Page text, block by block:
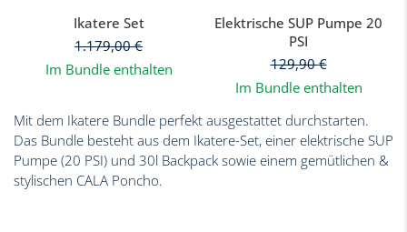
Ikatere Set
1.179,00€
Im Bundle enthalten
Elektrische SUP Pumpe 20
PSI
129,90€
Im Bundle enthalten
Mit dem Ikatere Bundle perfekt ausgestattet durchstarten.
Das Bundle besteht aus dem Ikatere-Set, einer elektrische SUP
Pumpe (20 PSI) und 30l Backpack sowie einem gemütlichen &
stylischen CALA Poncho.